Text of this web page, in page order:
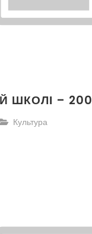
ШКОЛІ – 200
Культура